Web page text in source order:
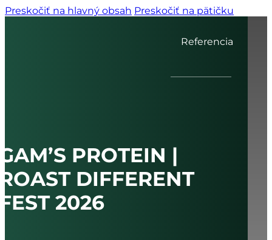
Preskočiť na hlavný obsah Preskočiť na pätičku
Referencia
PROTEIN |
DIFFERENT
2026